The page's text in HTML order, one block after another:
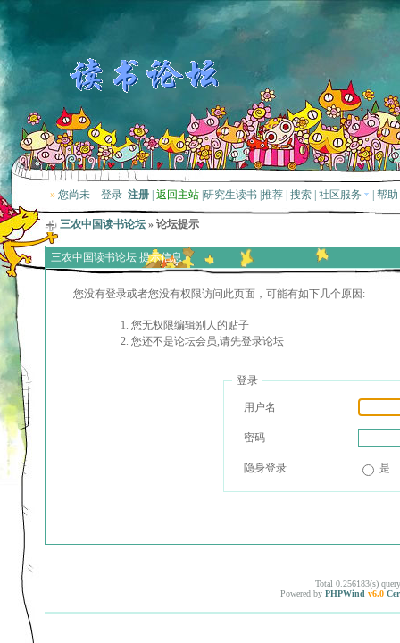
» 您尚未 登录 注册 返回主站 研究生读书 推荐 搜索 社区服务 帮助
三农中国读书论坛 » 论坛提示
三农中国读书论坛 提示信息
您没有登录或者您没有权限访问此页面，可能有如下几个原因:
您无权限编辑别人的贴子
您还不是论坛会员,请先登录论坛
登录
用户名
密码
隐身登录 是
Total 0.256183(s)
Powered by PHPWind v6.0